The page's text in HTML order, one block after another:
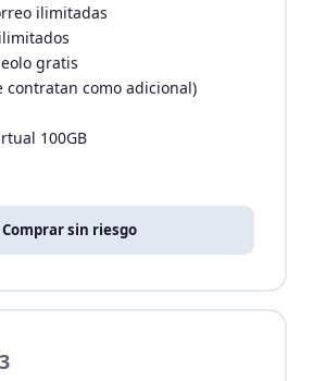
ilimitadas
gratis
contratan como adicional)
100GB
Comprar sin riesgo